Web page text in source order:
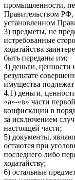
промышленности,
Правительством
установленном
3) предметы, не
истребованные
ходатайства
быть переданы им;
4) деньги,
результате
имущества
4.1) деньги,
«а»-«в» части
конфискации в
за исключением
настоящей части;
5) документы,
остаются при
последнего либо
ходатайству;
6) остальные